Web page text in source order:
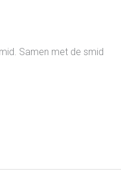
Samen met de smid